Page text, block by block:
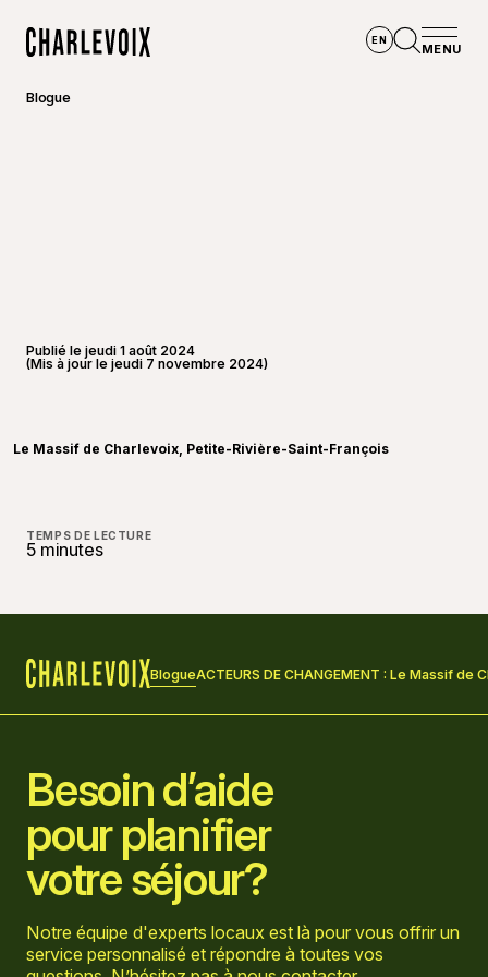
EN
MENU
Blogue
Publié le jeudi 1 août 2024
(Mis à jour le jeudi 7 novembre 2024)
Le Massif de Charlevoix, Petite-Rivière-Saint-François
TEMPS DE LECTURE
5 minutes
BlogueACTEURS DE CHANGEMENT : Le Massif de
Besoin d’aide
pour planifier
votre séjour?
Notre équipe d'experts locaux est là pour vous offrir un
service personnalisé et répondre à toutes vos